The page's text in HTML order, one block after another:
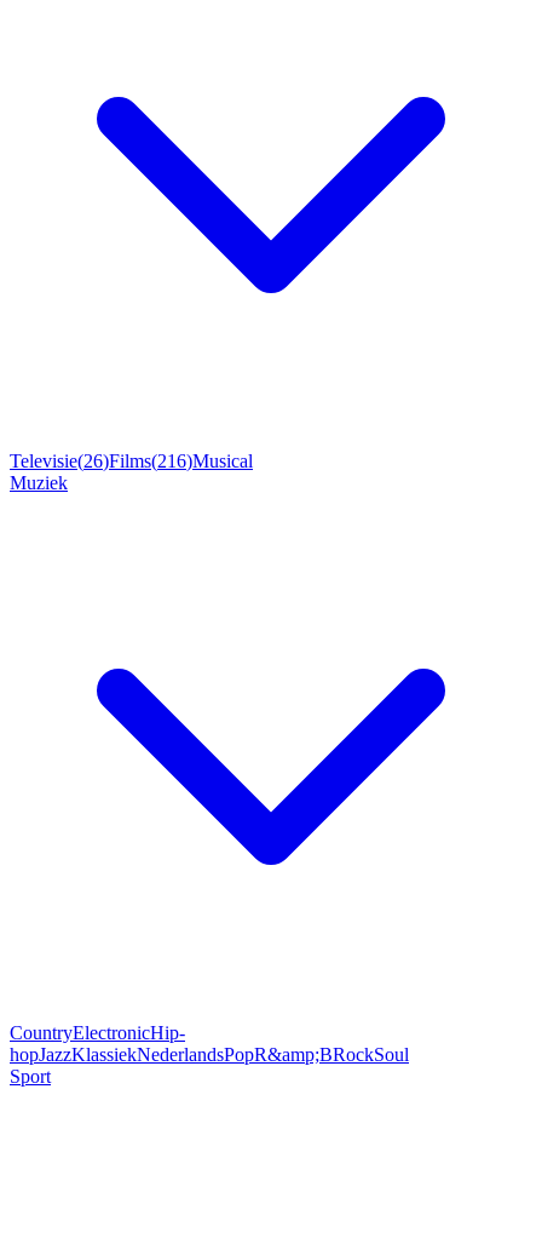
Televisie(26)Films(216)Musical
Muziek
CountryElectronicHip-
hopJazzKlassiekNederlandsPopR&amp;BRockSoul
Sport